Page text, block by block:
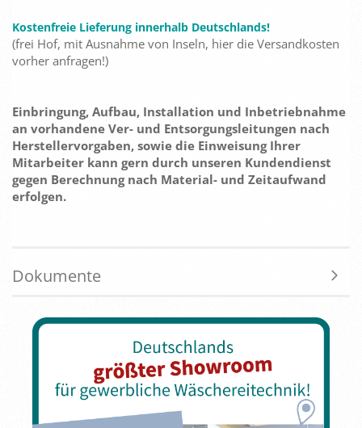
Kostenfreie Lieferung innerhalb Deutschlands!
(frei Hof, mit Ausnahme von Inseln, hier die Versandkosten
vorher anfragen!)
Einbringung, Aufbau, Installation und Inbetriebnahme
an vorhandene Ver- und Entsorgungsleitungen nach
Herstellervorgaben, sowie die Einweisung Ihrer
Mitarbeiter kann gern durch unseren Kundendienst
gegen Berechnung nach Material- und Zeitaufwand
erfolgen.
Dokumente